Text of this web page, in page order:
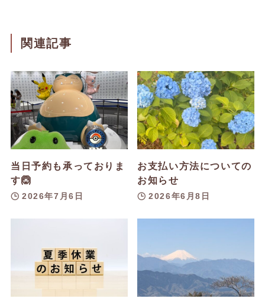
関連記事
当日予約も承っておりま
す🙆
2026年7月6日
お支払い方法についての
お知らせ
2026年6月8日